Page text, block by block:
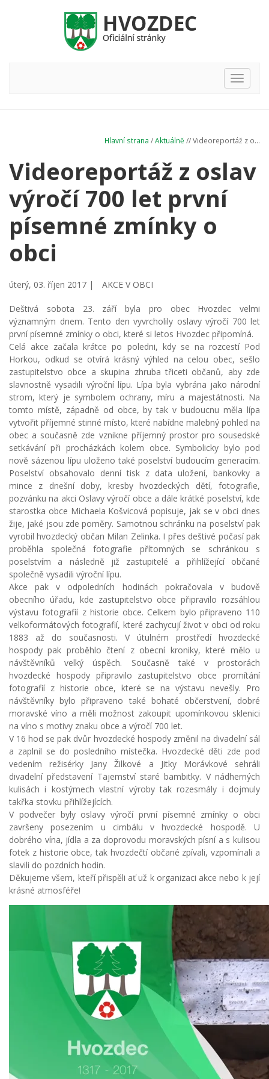
Hlavní
nabídka
Hlavní strana /Aktuálně // Videoreportáž z o...
Videoreportáž z oslav
výročí 700 let první
písemné zmínky o
obci
úterý, 03. říjen 2017 | AKCE V OBCI
Deštivá sobota 23. září byla pro obec Hvozdec velmi
významným dnem. Tento den vyvrcholily oslavy výročí 700 let
první písemné zmínky o obci, které si letos Hvozdec připomíná.
Celá akce začala krátce po poledni, kdy se na rozcestí Pod
Horkou, odkud se otvírá krásný výhled na celou obec, sešlo
zastupitelstvo obce a skupina zhruba třiceti občanů, aby zde
slavnostně vysadili výroční lípu. Lípa byla vybrána jako národní
strom, který je symbolem ochrany, míru a majestátnosti. Na
tomto místě, západně od obce, by tak v budoucnu měla lípa
vytvořit příjemné stinné místo, které nabídne malebný pohled na
obec a současně zde vznikne příjemný prostor pro sousedské
setkávání při procházkách kolem obce. Symbolicky bylo pod
nově sázenou lípu uloženo také poselství budoucím generacím.
Poselství obsahovalo denní tisk z data uložení, bankovky a
mince z dnešní doby, kresby hvozdeckých dětí, fotografie,
pozvánku na akci Oslavy výročí obce a dále krátké poselství, kde
starostka obce Michaela Košvicová popisuje, jak se v obci dnes
žije, jaké jsou zde poměry. Samotnou schránku na poselství pak
vyrobil hvozdecký občan Milan Zelinka. I přes deštivé počasí pak
proběhla společná fotografie přítomných se schránkou s
poselstvím a následně již zastupitelé a přihlížející občané
společně vysadili výroční lípu.
Akce pak v odpoledních hodinách pokračovala v budově
obecního úřadu, kde zastupitelstvo obce připravilo rozsáhlou
výstavu fotografií z historie obce. Celkem bylo připraveno 110
velkoformátových fotografií, které zachycují život v obci od roku
1883 až do současnosti. V útulném prostředí hvozdecké
hospody pak proběhlo čtení z obecní kroniky, které mělo u
návštěvníků velký úspěch. Současně také v prostorách
hvozdecké hospody připravilo zastupitelstvo obce promítání
fotografií z historie obce, které se na výstavu nevešly. Pro
návštěvníky bylo připraveno také bohaté občerstvení, dobré
moravské víno a měli možnost zakoupit upomínkovou sklenici
na víno s motivy znaku obce a výročí 700 let.
V 16 hod se pak dvůr hvozdecké hospody změnil na divadelní sál
a zaplnil se do posledního místečka. Hvozdecké děti zde pod
vedením režisérky Jany Žilkové a Jitky Morávkové sehráli
divadelní představení Tajemství staré bambitky. V nádherných
kulisách i kostýmech vlastní výroby tak rozesmály i dojmuly
takřka stovku přihlížejících.
V podvečer byly oslavy výročí první písemné zmínky o obci
završeny posezením u cimbálu v hvozdecké hospodě. U
dobrého vína, jídla a za doprovodu moravských písní a s kulisou
fotek z historie obce, tak hvozdečtí občané zpívali, vzpomínali a
slavili do pozdních hodin.
Děkujeme všem, kteří přispěli ať už k organizaci akce nebo k její
krásné atmosféře!